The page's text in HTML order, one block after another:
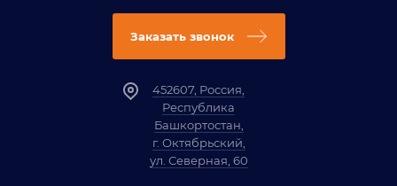
Заказать звонок
452607, Россия,
Республика
Башкортостан,
г. Октябрьский,
ул. Северная, 60